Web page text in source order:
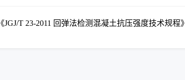
《JGJ/T 23-2011 回弹法检测混凝土抗压强度技术规程》